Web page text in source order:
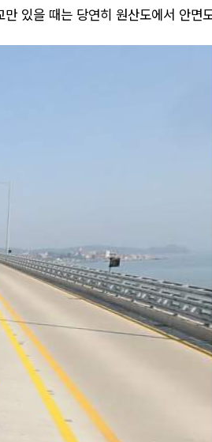
있을 때는 당연히 원산도에서 안면